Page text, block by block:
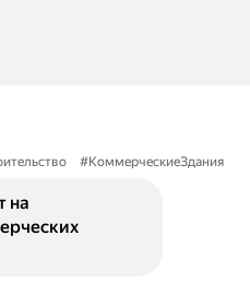
#КоммерческиеЗдания
на